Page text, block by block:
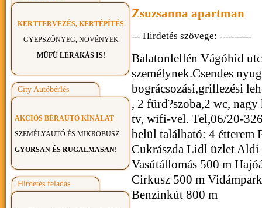
KERTTERVEZÉS, KERTÉPÍTÉS
GYEPSZŐNYEG, NÖVÉNYEK
MŰFŰ LERAKÁS IS!
City Autóbérlés
AKCIÓS BÉRAUTÓ KÍNÁLAT
SZEMÉLYAUTÓ ÉS MIKROBUSZ
GYORSAN ÉS RUGALMASAN!
Hirdetés feladás
Zsuzsanna apartman
--- Hirdetés szövege: -----------
Balatonlellén Vágóhid
személynek.Csendes
bográcsozási,grillezési
, 2 fürd?szoba,2 wc,
tv, wifi-vel. Tel,06/20-
belül található: 4 étterem
Cukrászda Lidl üzlet
Vasútállomás 500 m
Cirkusz 500 m
Benzinkút 800 m